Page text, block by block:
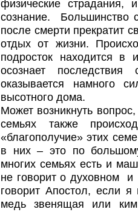
физические страдания,
сознание. Большинство
после смерти прекратит
отдых от жизни.
подросток находится в
осознает
оказывается намного
высотного дома.
Может возникнуть
семьях также
«благополучие» этих
в них – это по
многих семьях есть и
не говорит о духовном и
говорит Апостол,
медь звенящая или